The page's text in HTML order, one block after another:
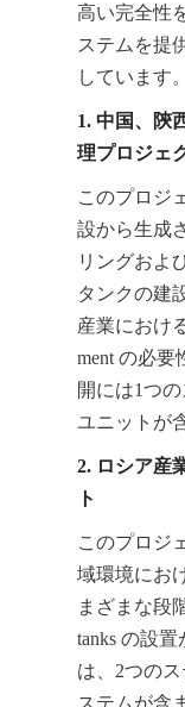
高い完全性
ステムを提
しています。
1. 中国、陝
理プロジェ
このプロジ
設から生成
リングおよ
タンクの建
産業におけ
ment の必要
開には1つ
ユニットが
2. ロシア産
ト
このプロジ
域環境にお
まざまな段
tanks の設
は、2つの
ステムが含